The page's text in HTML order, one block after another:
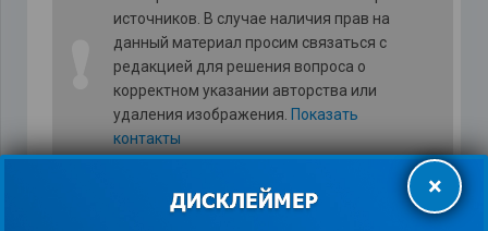
источников. В случае наличия прав на
данный материал просим связаться с
редакцией для решения вопроса о
корректном указании авторства или
удаления изображения. Показать
контакты
Как видите – экономить можно не
×